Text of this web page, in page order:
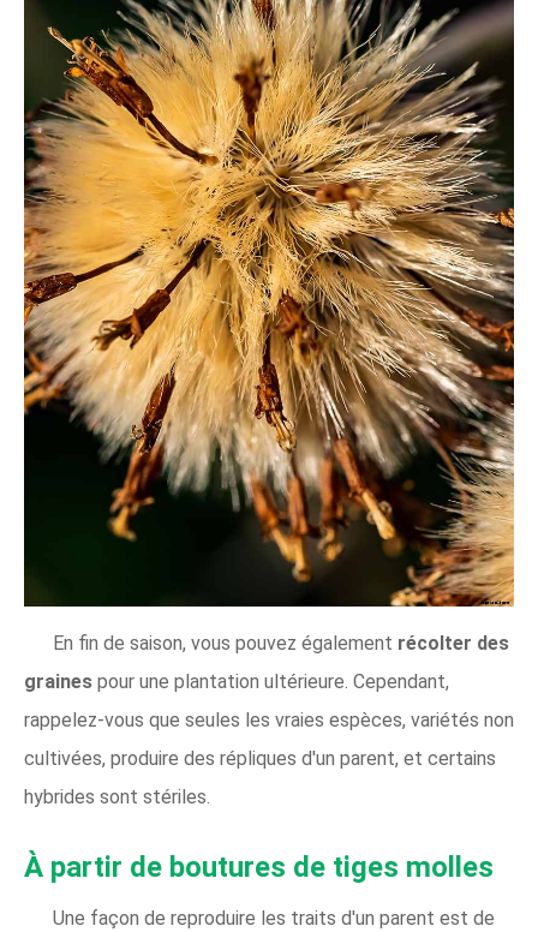
En fin de saison, vous pouvez également récolter des
graines pour une plantation ultérieure. Cependant,
rappelez-vous que seules les vraies espèces, variétés non
cultivées, produire des répliques d'un parent, et certains
hybrides sont stériles.
À partir de boutures de tiges molles
Une façon de reproduire les traits d'un parent est de